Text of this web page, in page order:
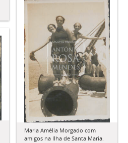
Maria Amélia Morgado com
amigos na Ilha de Santa Maria.